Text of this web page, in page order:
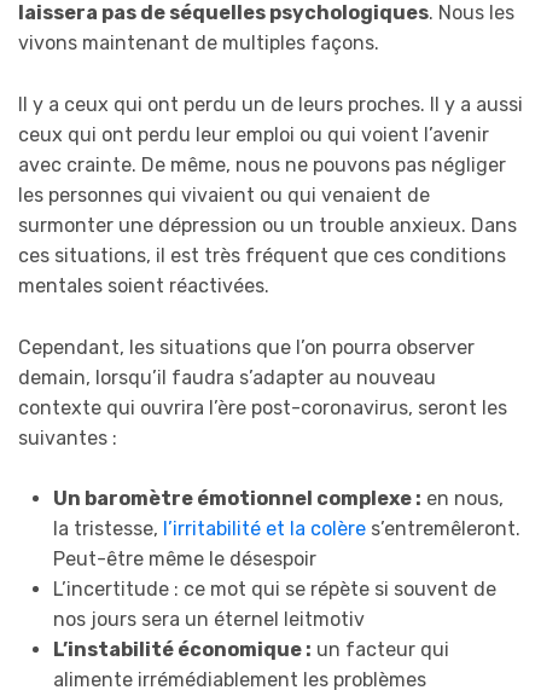
laissera pas de séquelles psychologiques. Nous les
vivons maintenant de multiples façons.
Il y a ceux qui ont perdu un de leurs proches. Il y a aussi
ceux qui ont perdu leur emploi ou qui voient l’avenir
avec crainte. De même, nous ne pouvons pas négliger
les personnes qui vivaient ou qui venaient de
surmonter une dépression ou un trouble anxieux. Dans
ces situations, il est très fréquent que ces conditions
mentales soient réactivées.
Cependant, les situations que l’on pourra observer
demain, lorsqu’il faudra s’adapter au nouveau
contexte qui ouvrira l’ère post-coronavirus, seront les
suivantes :
Un baromètre émotionnel complexe : en nous,
la tristesse, l’irritabilité et la colères’entremêleront.
Peut-être même le désespoir
L’incertitude : ce mot qui se répète si souvent de
nos jours sera un éternel leitmotiv
L’instabilité économique : un facteur qui
alimente irrémédiablement les problèmes